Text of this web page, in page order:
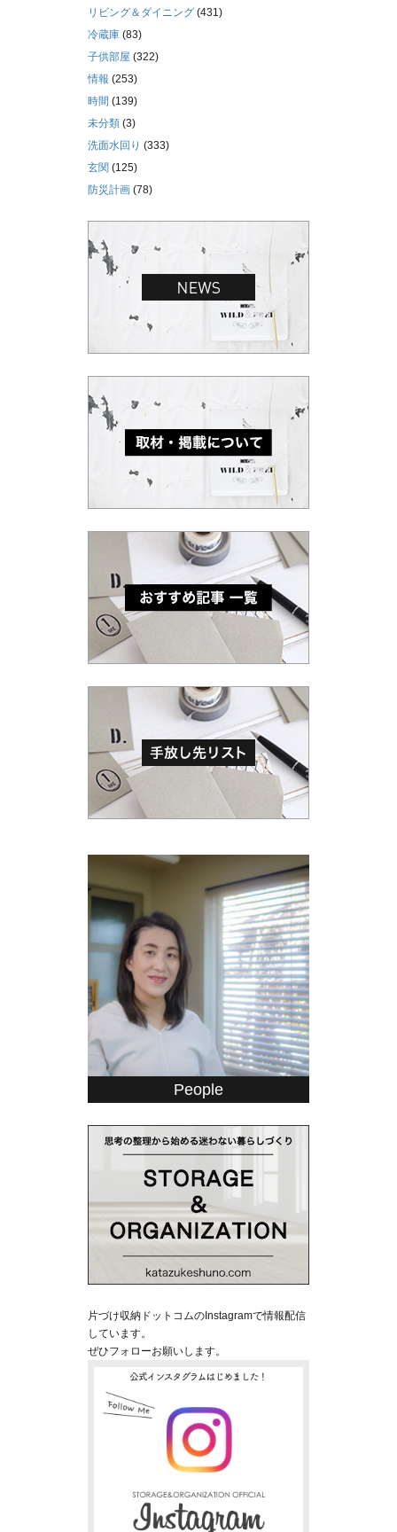
リビング＆ダイニング (431)
冷蔵庫 (83)
子供部屋 (322)
情報 (253)
時間 (139)
未分類 (3)
洗面水回り (333)
玄関 (125)
防災計画 (78)
People
片づけ収納ドットコムのInstagramで情報配信
しています。
ぜひフォローお願いします。